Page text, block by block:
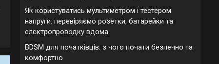
Як користуватись мультиметром і тестером
напруги: перевіряємо розетки, батарейки та
електропроводку вдома
BDSM для початківців: з чого почати безпечно та
комфортно